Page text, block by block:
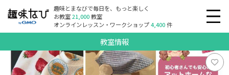
趣味とまなびで毎日を、もっと楽しく
お教室21,000教室
オンラインレッスン・ワークショップ4,400件
教室情報